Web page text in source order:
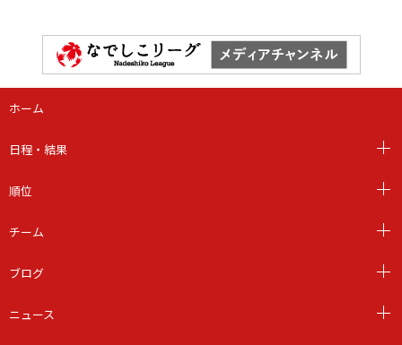
ホーム
日程・結果
順位
チーム
ブログ
ニュース